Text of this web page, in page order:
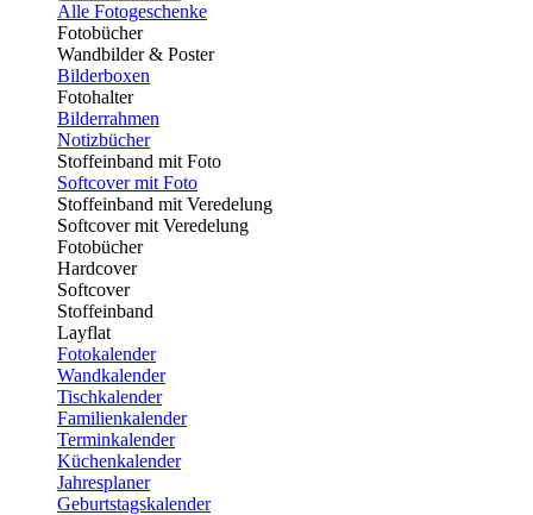
Alle Fotogeschenke
Fotobücher
Wandbilder & Poster
Bilderboxen
Fotohalter
Bilderrahmen
Notizbücher
Stoffeinband mit Foto
Softcover mit Foto
Stoffeinband mit Veredelung
Softcover mit Veredelung
Fotobücher
Hardcover
Softcover
Stoffeinband
Layflat
Fotokalender
Wandkalender
Tischkalender
Familienkalender
Terminkalender
Küchenkalender
Jahresplaner
Geburtstagskalender